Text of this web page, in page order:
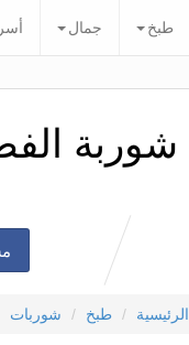
طبخ جمال
شوربة
الرئيسية طبخ شوربات